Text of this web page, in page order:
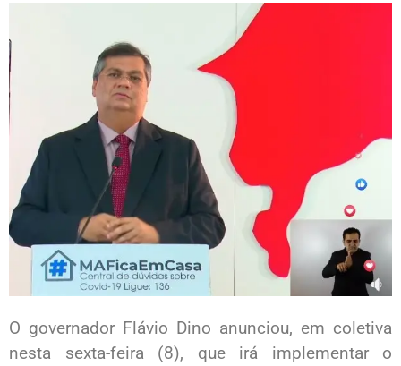
O governador Flávio Dino anunciou, em coletiva
nesta sexta-feira (8), que irá implementar o